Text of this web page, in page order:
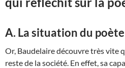
A. La situation du poète
Or, Baudelaire découvre très vite
reste de la société. En effet, sa